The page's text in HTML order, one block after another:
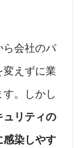
ら会社のパ
変えずに業
。しかし
ュリティの
感染しやす